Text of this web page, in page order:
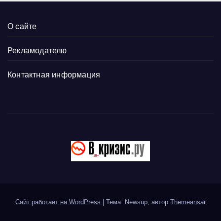
О сайте
Рекламодателю
Контактная информация
Сайт работает на WordPress Тема: Newsup, автор Themeansar